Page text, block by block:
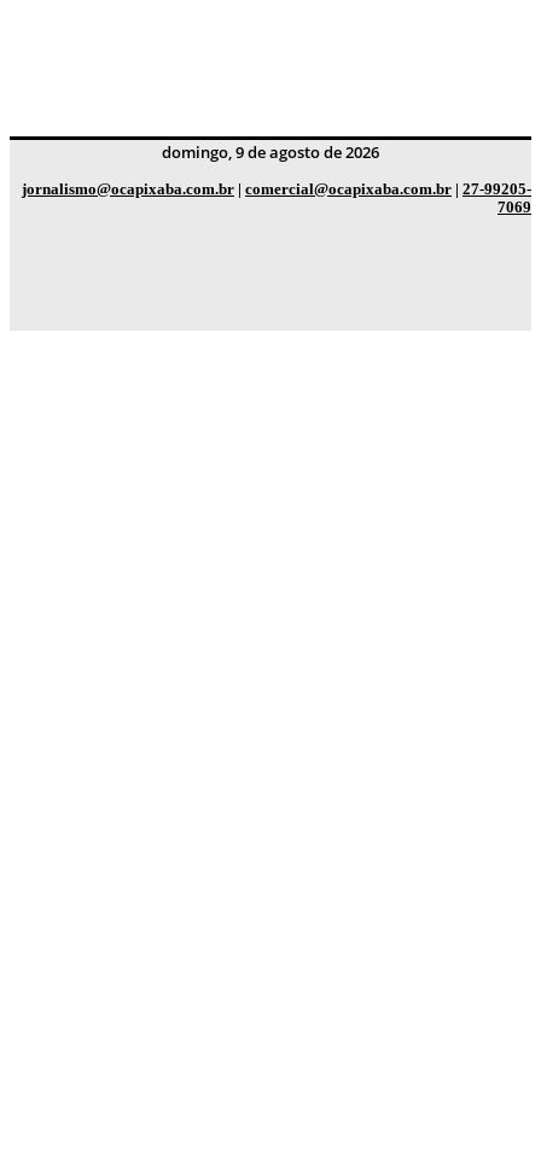
domingo, 9 de agosto de 2026
jornalismo@ocapixaba.com.br | comercial@ocapixaba.com.br | 27-99205-
7069